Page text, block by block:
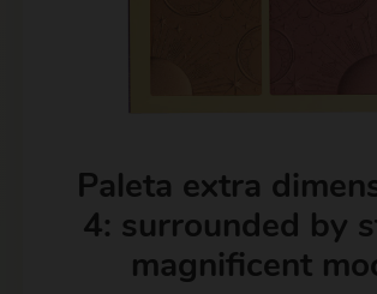
Paleta extra
4: surrounded by
magnificent